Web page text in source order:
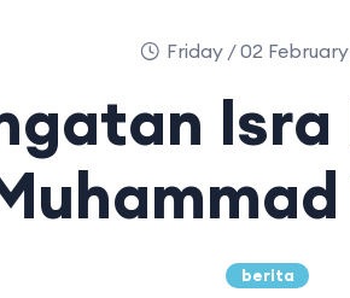
Friday / 02
Isra
berita